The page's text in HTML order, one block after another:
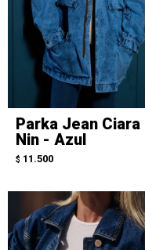
Parka Jean Ciara
Nin - Azul
$ 11.500